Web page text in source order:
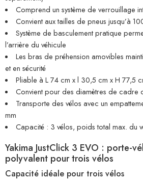
Comprend un système de verrouillage
Convient aux tailles de pneus jusqu’à
Système de basculement pratique
l’arrière du véhicule
Les bras de préhension amovibles
et en sécurité
Pliable à L 74 cm x l 30,5 cm x H 77,5
Convient pour des diamètres de cadre
Transporte des vélos avec un
mm
Capacité : 3 vélos, poids total max. du
Yakima JustClick 3 EVO : porte-
polyvalent pour trois vélos
Capacité idéale pour trois vélos